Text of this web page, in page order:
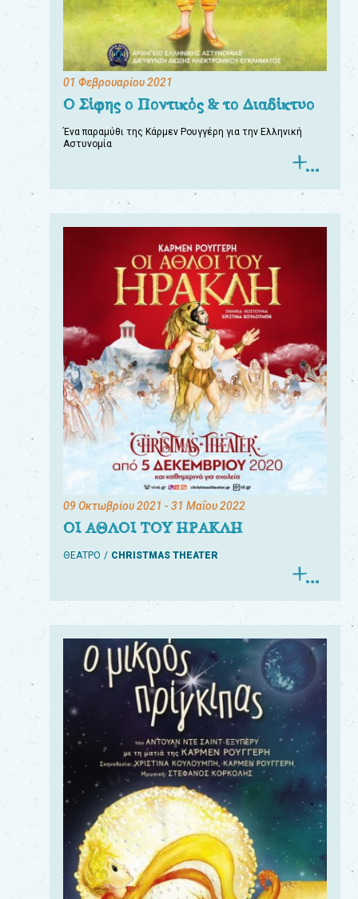
01 Φεβρουαρίου 2021
Ο Σίφης ο Ποντικός & το Διαδίκτυο
Ένα παραμύθι της Κάρμεν Ρουγγέρη για την Ελληνική
Αστυνομία
09 Οκτωβρίου 2021 - 31 Μαΐου 2022
ΟΙ ΑΘΛΟΙ ΤΟΥ ΗΡΑΚΛΗ
ΘΕΑΤΡΟ CHRISTMAS THEATER